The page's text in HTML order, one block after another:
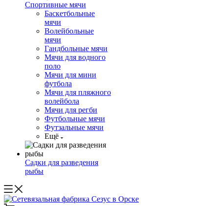
Спортивные мячи
Баскетбольные
мячи
Волейбольные
мячи
Гандбольные мячи
Мячи для водного
поло
Мячи для мини
футбола
Мячи для пляжного
волейбола
Мячи для регби
Футбольные мячи
Футзальные мячи
Ещё
Садки для разведения
рыбы